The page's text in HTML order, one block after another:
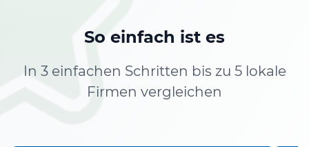
So einfach ist es
In 3 einfachen Schritten bis zu 5 lokale
Firmen vergleichen